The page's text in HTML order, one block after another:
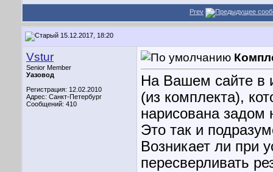
Prev
15.12.2017, 18:20
Vstur
Senior Member
Уазовод
Регистрация: 12.02.2010
Адрес: Санкт-Петербург
Сообщений: 410
На Вашем сайте в
(из комплекта),
нарисована задом
Это так и
Возникает ли при
пересверливать